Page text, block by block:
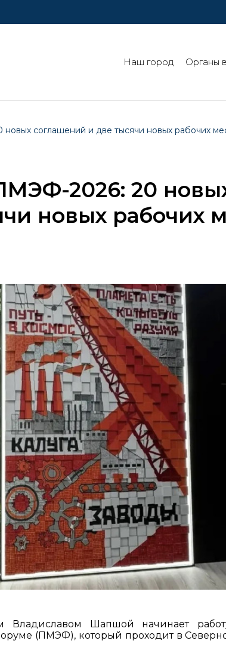
Наш город Органы
соглашений и две тысячи новых рабочих
2026: 20
новых рабочих
Владиславом Шапшой начинает
(ПМЭФ), который проходит в